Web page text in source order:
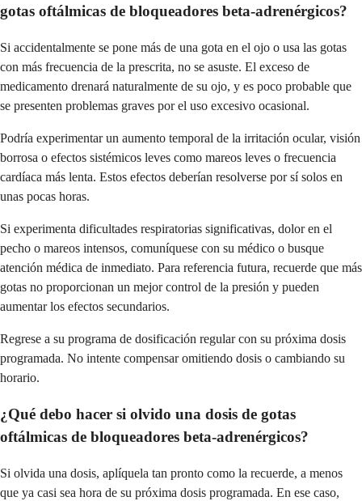
gotas oftálmicas de bloqueadores beta-adrenérgicos?
Si accidentalmente se pone más de una gota en el ojo o usa las gotas
con más frecuencia de la prescrita, no se asuste. El exceso de
medicamento drenará naturalmente de su ojo, y es poco probable que
se presenten problemas graves por el uso excesivo ocasional.
Podría experimentar un aumento temporal de la irritación ocular, visión
borrosa o efectos sistémicos leves como mareos leves o frecuencia
cardíaca más lenta. Estos efectos deberían resolverse por sí solos en
unas pocas horas.
Si experimenta dificultades respiratorias significativas, dolor en el
pecho o mareos intensos, comuníquese con su médico o busque
atención médica de inmediato. Para referencia futura, recuerde que más
gotas no proporcionan un mejor control de la presión y pueden
aumentar los efectos secundarios.
Regrese a su programa de dosificación regular con su próxima dosis
programada. No intente compensar omitiendo dosis o cambiando su
horario.
¿Qué debo hacer si olvido una dosis de gotas
oftálmicas de bloqueadores beta-adrenérgicos?
Si olvida una dosis, aplíquela tan pronto como la recuerde, a menos
que ya casi sea hora de su próxima dosis programada. En ese caso,